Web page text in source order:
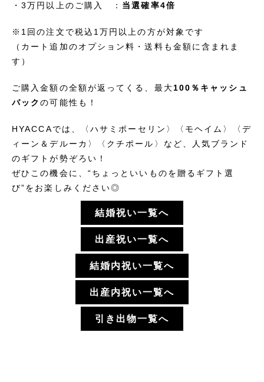
・3万円以上のご購入 ： 当選確率4倍
※1回の注文で税込1万円以上の方が対象です
（カート追加のオプション料・送料も金額に含まれま
す）
ご購入金額の全額が返ってくる、最大100％キャッシュ
バックの可能性も！
HYACCAでは、〈ハサミポーセリン〉〈モヘイム〉〈デ
ィーン＆デルーカ〉〈クチポール〉など、人気ブランド
のギフトが勢ぞろい！
ぜひこの機会に、“ちょっといいものを贈るギフト選
び”をお楽しみください◎
結婚祝い一覧へ
出産祝い一覧へ
結婚内祝い一覧へ
出産内祝い一覧へ
引き出物一覧へ